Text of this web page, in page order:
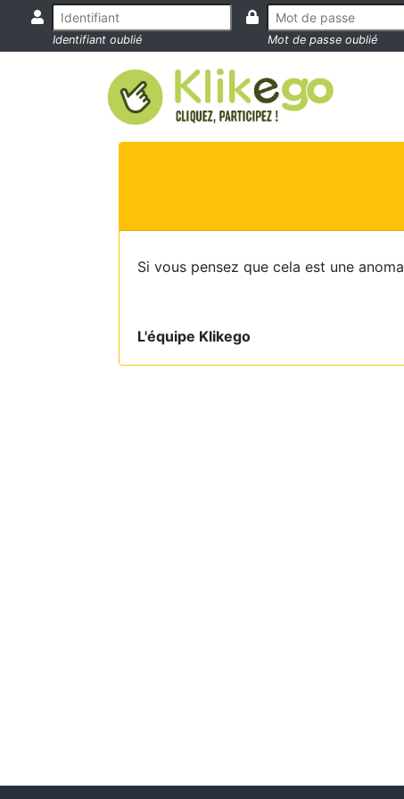
Identifiant oublié Mot de passe oublié
Si vous pensez que cela est une
L'équipe Klikego